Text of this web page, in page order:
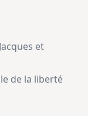
et
de la liberté